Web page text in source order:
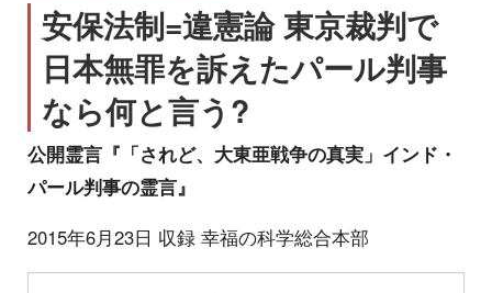
安保法制=違憲論 東京裁判で
日本無罪を訴えたパール判事
なら何と言う?
公開霊言『「されど、大東亜戦争の真実」インド・
パール判事の霊言』
2015年6月23日 収録 幸福の科学総合本部